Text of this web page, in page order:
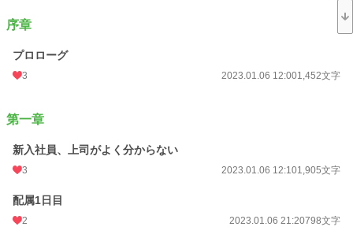
表紙画像はMidjourneyで生成しました。
小説
恋愛
初回公開日時
序章
プロローグ
3 2023.01.06 12:001,452文字
第一章
新入社員、上司がよく分からない
3 2023.01.06 12:101,905文字
配属1日目
2 2023.01.06 21:20798文字